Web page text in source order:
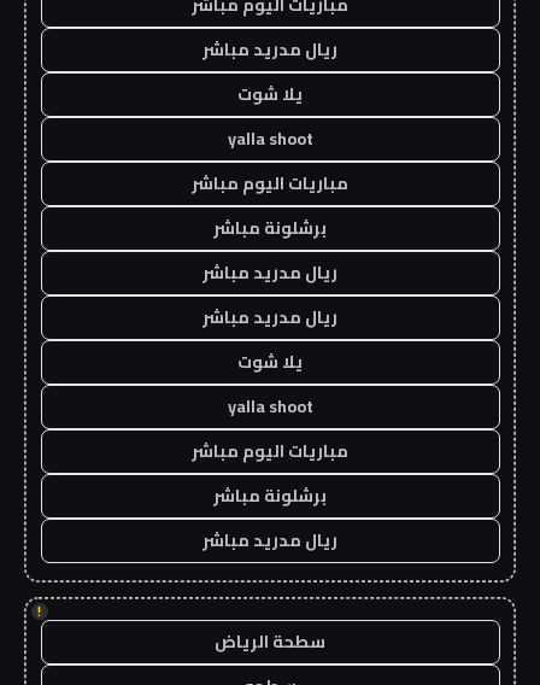
ريال مدريد مباشر
يلا شوت
yalla shoot
مباريات اليوم مباشر
برشلونة مباشر
ريال مدريد مباشر
ريال مدريد مباشر
يلا شوت
yalla shoot
مباريات اليوم مباشر
برشلونة مباشر
ريال مدريد مباشر
!
سطحة الرياض